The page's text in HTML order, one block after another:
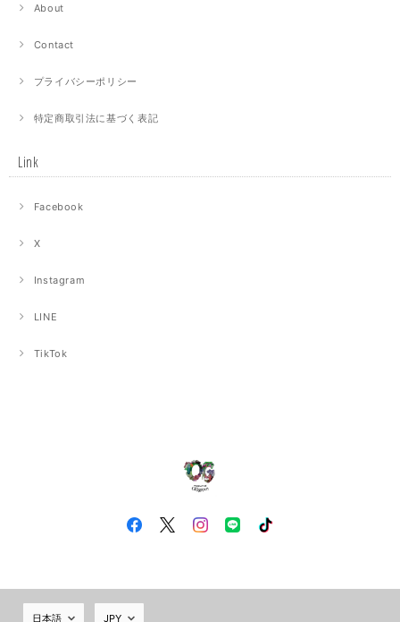
About
Contact
プライバシーポリシー
特定商取引法に基づく表記
Link
Facebook
X
Instagram
LINE
TikTok